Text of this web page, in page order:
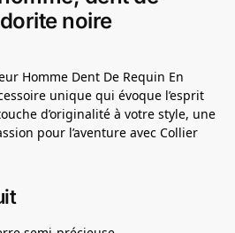
noire
Homme Dent De Requin En
unique qui évoque l’esprit
d’originalité à votre style, une
pour l’aventure avec Collier